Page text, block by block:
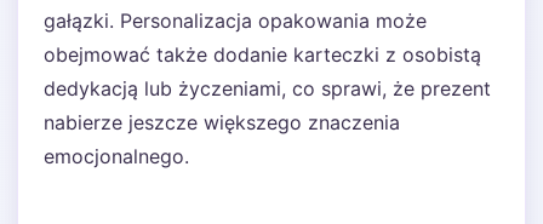
gałązki. Personalizacja opakowania może
obejmować także dodanie karteczki z osobistą
dedykacją lub życzeniami, co sprawi, że prezent
nabierze jeszcze większego znaczenia
emocjonalnego.